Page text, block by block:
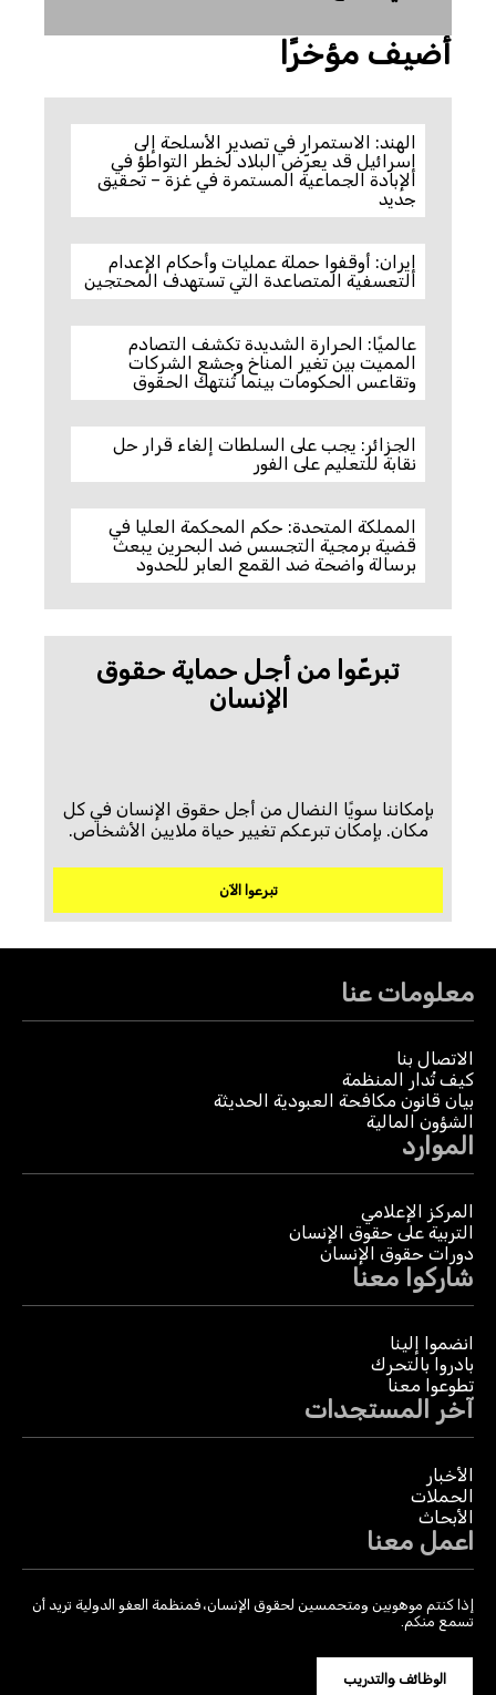
أضيف مؤخرًا
الهند: الاستمرار في تصدير الأسلحة إلى
إسرائيل قد يعرّض البلاد لخطر التواطؤ في
الإبادة الجماعية المستمرة في غزة – تحقيق
جديد
إيران: أوقفوا حملة عمليات وأحكام الإعدام
التعسفية المتصاعدة التي تستهدف المحتجين
عالميًا: الحرارة الشديدة تكشف التصادم
المميت بين تغير المناخ وجشع الشركات
وتقاعس الحكومات بينما تُنتهك الحقوق
الجزائر: يجب على السلطات إلغاء قرار حل
نقابة للتعليم على الفور
المملكة المتحدة: حكم المحكمة العليا في
قضية برمجية التجسس ضد البحرين يبعث
برسالة واضحة ضد القمع العابر للحدود
تبرعّوا من أجل حماية حقوق
الإنسان
بإمكاننا سويًا النضال من أجل حقوق الإنسان في كل
مكان. بإمكان تبرعكم تغيير حياة ملايين الأشخاص.
تبرعوا الآن
معلومات عنا
الاتصال بنا
كيف تُدار المنظمة
بيان قانون مكافحة العبودية الحديثة
الشؤون المالية
الموارد
المركز الإعلامي
التربية على حقوق الإنسان
دورات حقوق الإنسان
شاركوا معنا
انضموا إلينا
بادروا بالتحرك
تطوعوا معنا
آخر المستجدات
الأخبار
الحملات
الأبحاث
اعمل معنا
إذا كنتم موهوبين ومتحمسين لحقوق الإنسان، فمنظمة العفو الدولية تريد أن
تسمع منكم.
الوظائف والتدريب